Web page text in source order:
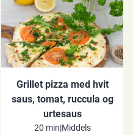
Grillet pizza med hvit
saus, tomat, ruccula og
urtesaus
20 min|Middels